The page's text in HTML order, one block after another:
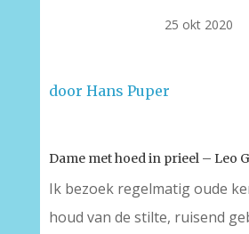
25 okt 2020
door Hans Puper
Dame met hoed in prieel – Leo
Ik bezoek regelmatig oude
houd van de stilte, ruisend